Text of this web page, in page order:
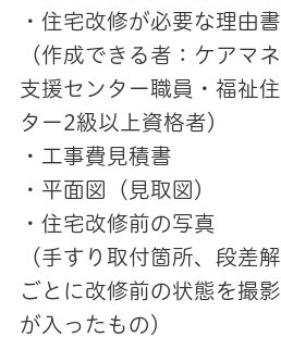
・住宅改修が必要な理由書
（作成できる者：ケアマ
支援センター職員・福祉
ター2級以上資格者）
・工事費見積書
・平面図（見取図）
・住宅改修前の写真
（手すり取付箇所、段差
ごとに改修前の状態を撮
が入ったもの）